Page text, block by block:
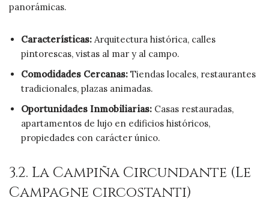
panorámicas.
Características: Arquitectura histórica, calles
pintorescas, vistas al mar y al campo.
Comodidades Cercanas: Tiendas locales, restaurantes
tradicionales, plazas animadas.
Oportunidades Inmobiliarias: Casas restauradas,
apartamentos de lujo en edificios históricos,
propiedades con carácter único.
3.2. La Campiña Circundante (Le
Campagne circostanti)